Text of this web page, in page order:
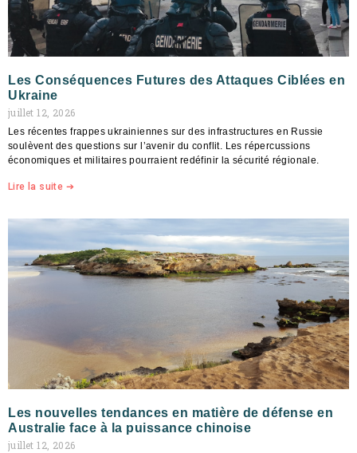
Les Conséquences Futures des Attaques Ciblées en
Ukraine
juillet 12, 2026
Les récentes frappes ukrainiennes sur des infrastructures en Russie
soulèvent des questions sur l’avenir du conflit. Les répercussions
économiques et militaires pourraient redéfinir la sécurité régionale.
Lire la suite ➔
Les nouvelles tendances en matière de défense en
Australie face à la puissance chinoise
juillet 12, 2026